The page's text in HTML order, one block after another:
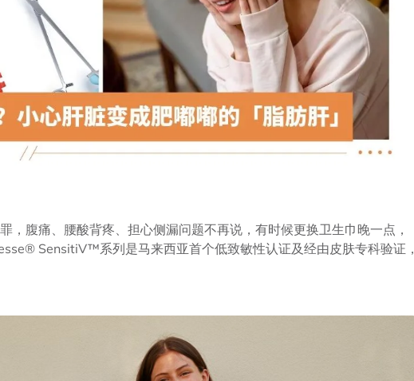
，腹痛、腰酸背疼、担心侧漏问题不再说，有时候更换卫生巾晚一点，
SensitiV™系列是马来西亚首个低致敏性认证及经由皮肤专科验证，